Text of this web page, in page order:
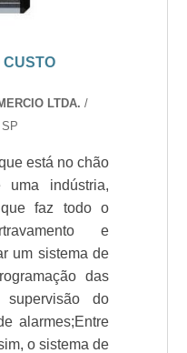
CUSTO
LTDA. /
está no chão
indústria,
faz todo o
e
um sistema de
das
supervisão do
alarmes;Entre
o sistema de